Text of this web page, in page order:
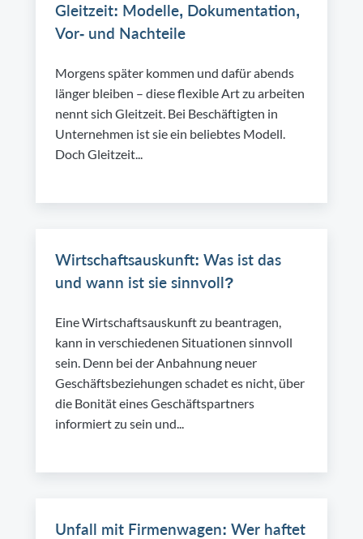
Gleitzeit: Modelle, Dokumentation,
Vor- und Nachteile
Morgens später kommen und dafür abends
länger bleiben – diese flexible Art zu arbeiten
nennt sich Gleitzeit. Bei Beschäftigten in
Unternehmen ist sie ein beliebtes Modell.
Doch Gleitzeit...
Wirtschaftsauskunft: Was ist das
und wann ist sie sinnvoll?
Eine Wirtschaftsauskunft zu beantragen,
kann in verschiedenen Situationen sinnvoll
sein. Denn bei der Anbahnung neuer
Geschäftsbeziehungen schadet es nicht, über
die Bonität eines Geschäftspartners
informiert zu sein und...
Unfall mit Firmenwagen: Wer haftet